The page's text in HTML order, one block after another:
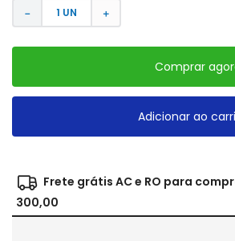
＋
－
Comprar
Adicionar ao
Frete grátis AC e RO para
300,00